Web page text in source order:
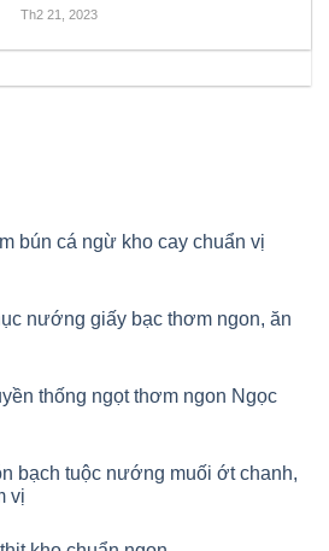
Th2 21, 2023
bún cá ngừ kho cay chuẩn vị
nướng giấy bạc thơm ngon, ăn
thống ngọt thơm ngon Ngọc
bạch tuộc nướng muối ớt chanh,
vị